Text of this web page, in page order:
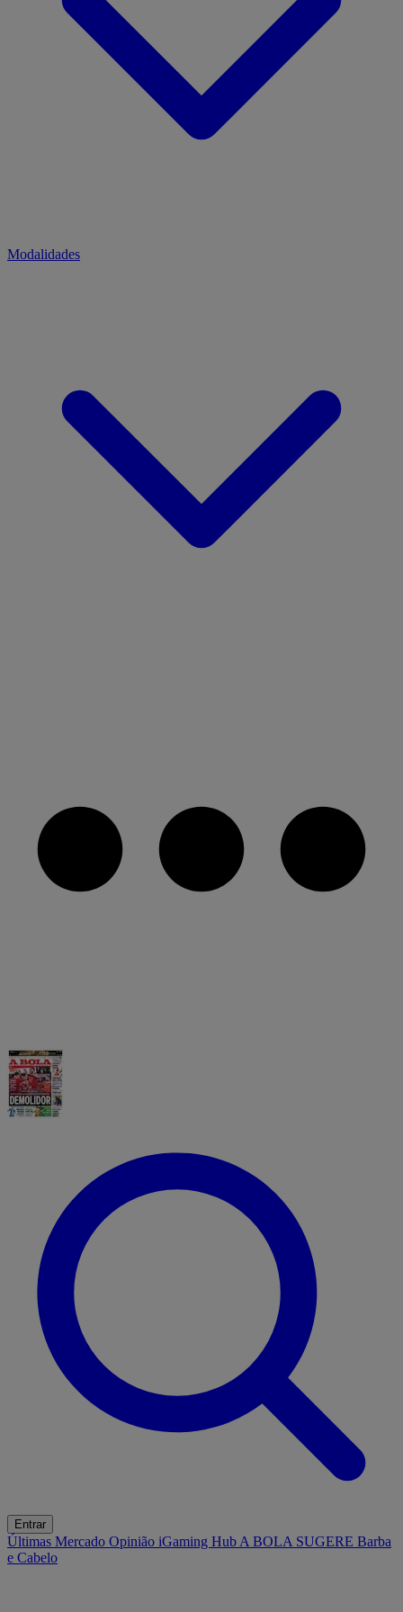
Modalidades
Entrar
Últimas Mercado Opinião iGaming Hub A BOLA SUGERE Barba
e Cabelo